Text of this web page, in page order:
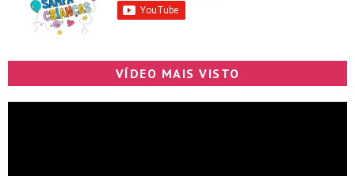
VÍDEO MAIS VISTO